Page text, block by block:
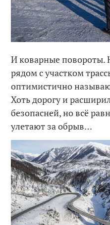
И коварные повороты.
рядом с участком
оптимистично
Хоть дорогу и
безопасней, но всё
улетают за обрыв…